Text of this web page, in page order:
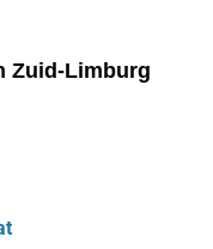
Zuid-Limburg